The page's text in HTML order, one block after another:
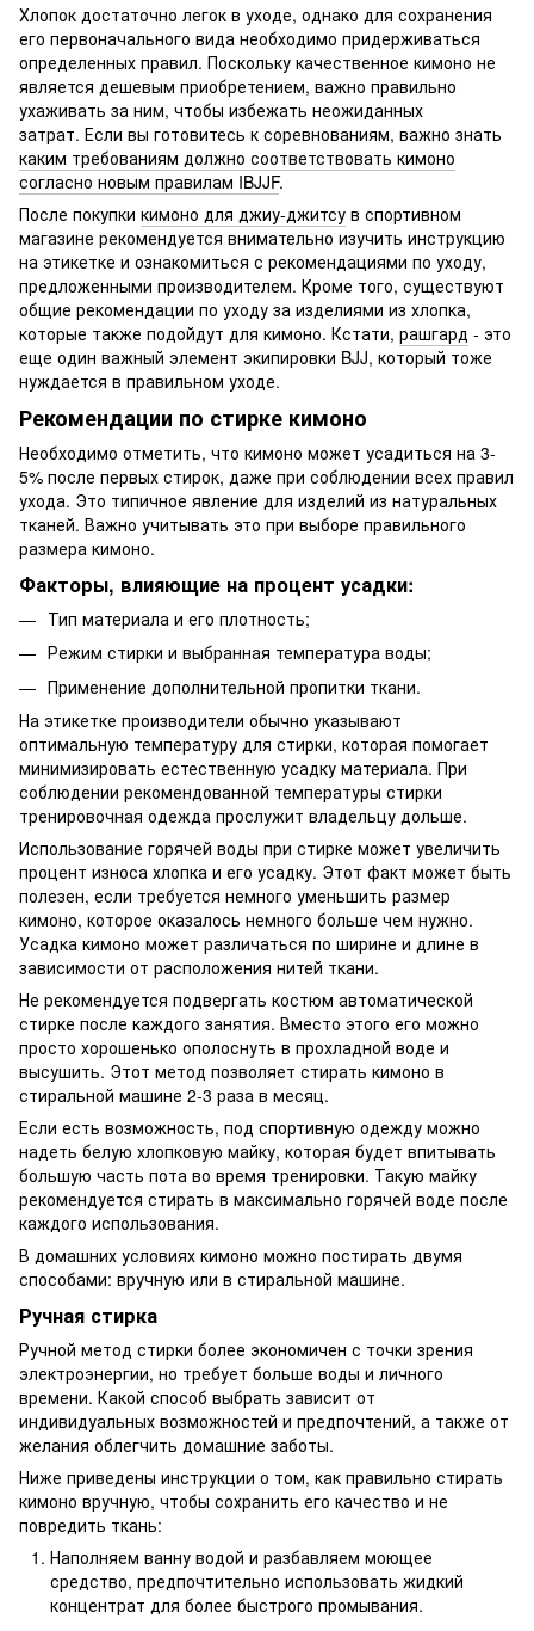
Хлопок достаточно легок в уходе, однако для сохранения
его первоначального вида необходимо придерживаться
определенных правил. Поскольку качественное кимоно не
является дешевым приобретением, важно правильно
ухаживать за ним, чтобы избежать неожиданных
затрат. Если вы готовитесь к соревнованиям, важно знать
каким требованиям должно соответствовать кимоно
согласно новым правилам IBJJF.
После покупки кимоно для джиу-джитсу в спортивном
магазине рекомендуется внимательно изучить инструкцию
на этикетке и ознакомиться с рекомендациями по уходу,
предложенными производителем. Кроме того, существуют
общие рекомендации по уходу за изделиями из хлопка,
которые также подойдут для кимоно. Кстати, рашгард - это
еще один важный элемент экипировки BJJ, который тоже
нуждается в правильном уходе.
Рекомендации по стирке кимоно
Необходимо отметить, что кимоно может усадиться на 3-
5% после первых стирок, даже при соблюдении всех правил
ухода. Это типичное явление для изделий из натуральных
тканей. Важно учитывать это при выборе правильного
размера кимоно.
Факторы, влияющие на процент усадки:
Тип материала и его плотность;
Режим стирки и выбранная температура воды;
Применение дополнительной пропитки ткани.
На этикетке производители обычно указывают
оптимальную температуру для стирки, которая помогает
минимизировать естественную усадку материала. При
соблюдении рекомендованной температуры стирки
тренировочная одежда прослужит владельцу дольше.
Использование горячей воды при стирке может увеличить
процент износа хлопка и его усадку. Этот факт может быть
полезен, если требуется немного уменьшить размер
кимоно, которое оказалось немного больше чем нужно.
Усадка кимоно может различаться по ширине и длине в
зависимости от расположения нитей ткани.
Не рекомендуется подвергать костюм автоматической
стирке после каждого занятия. Вместо этого его можно
просто хорошенько ополоснуть в прохладной воде и
высушить. Этот метод позволяет стирать кимоно в
стиральной машине 2-3 раза в месяц.
Если есть возможность, под спортивную одежду можно
надеть белую хлопковую майку, которая будет впитывать
большую часть пота во время тренировки. Такую майку
рекомендуется стирать в максимально горячей воде после
каждого использования.
В домашних условиях кимоно можно постирать двумя
способами: вручную или в стиральной машине.
Ручная стирка
Ручной метод стирки более экономичен с точки зрения
электроэнергии, но требует больше воды и личного
времени. Какой способ выбрать зависит от
индивидуальных возможностей и предпочтений, а также от
желания облегчить домашние заботы.
Ниже приведены инструкции о том, как правильно стирать
кимоно вручную, чтобы сохранить его качество и не
повредить ткань:
Наполняем ванну водой и разбавляем моющее
средство, предпочтительно использовать жидкий
концентрат для более быстрого промывания.